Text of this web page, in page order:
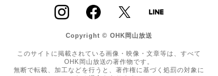
Copyright © OHK岡山放送
このサイトに掲載されている画像・映像・文章等は、すべて
OHK岡山放送の著作物です。
無断で転載、加工などを行うと、著作権に基づく処罰の対象に